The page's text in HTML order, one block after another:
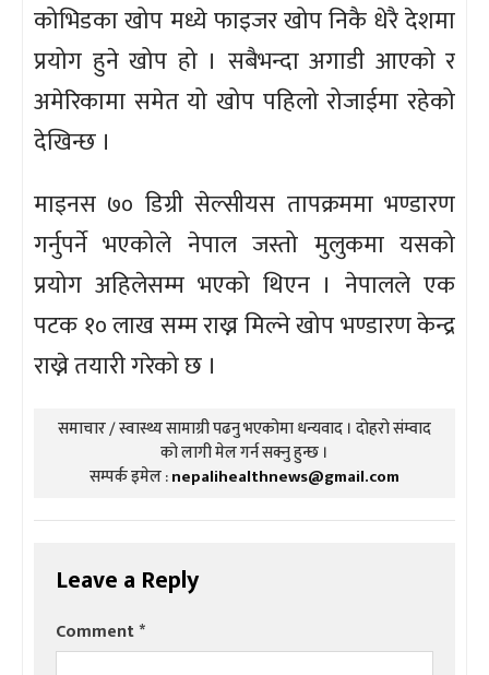
कोभिडका खोप मध्ये फाइजर खोप निकै धेरै देशमा
प्रयोग हुने खोप हो । सबैभन्दा अगाडी आएको र
अमेरिकामा समेत यो खोप पहिलो रोजाईमा रहेको
देखिन्छ ।
माइनस ७० डिग्री सेल्सीयस तापक्रममा भण्डारण
गर्नुपर्ने भएकोले नेपाल जस्तो मुलुकमा यसको
प्रयोग अहिलेसम्म भएको थिएन । नेपालले एक
पटक १० लाख सम्म राख्न मिल्ने खोप भण्डारण केन्द्र
राख्ने तयारी गरेको छ ।
समाचार / स्वास्थ्य सामाग्री पढनु भएकोमा धन्यवाद । दोहरो संम्वाद
को लागी मेल गर्न सक्नु हुन्छ ।
सम्पर्क इमेल :nepalihealthnews@gmail.com
Leave a Reply
Comment*